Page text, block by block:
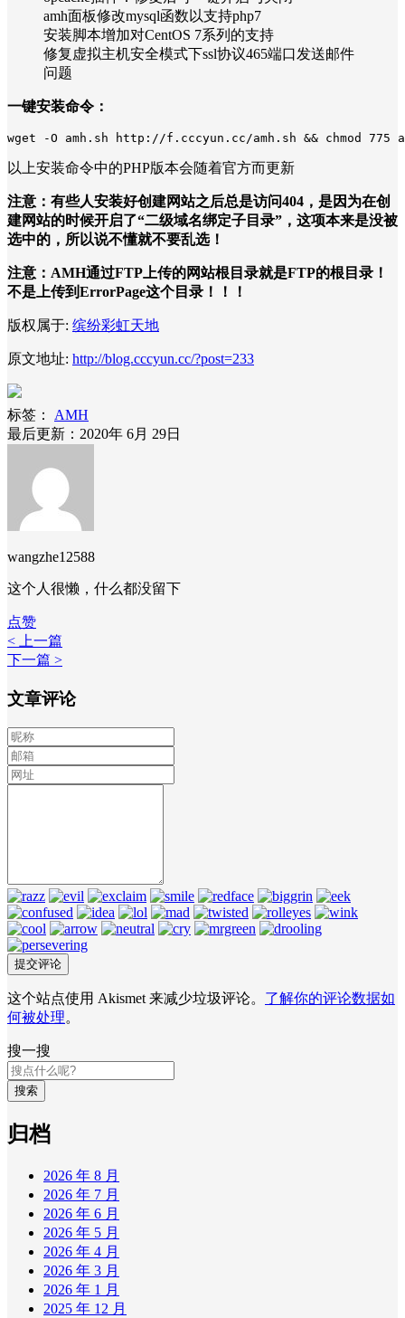
amh面板修改mysql函数以支持php7
安装脚本增加对CentOS 7系列的支持
修复虚拟主机安全模式下ssl协议465端口发送邮件
问题
一键安装命令：
wget -O amh.sh http://f.cccyun.cc/amh.sh && chmod 775
以上安装命令中的PHP版本会随着官方而更新
注意：有些人安装好创建网站之后总是访问404，是因为在创
建网站的时候开启了“二级域名绑定子目录”，这项本来是没被
选中的，所以说不懂就不要乱选！
注意：AMH通过FTP上传的网站根目录就是FTP的根目录！
不是上传到ErrorPage这个目录！！！
版权属于: 缤纷彩虹天地
原文地址: http://blog.cccyun.cc/?post=233
标签：
AMH
最后更新：2020年 6月 29日
wangzhe12588
这个人很懒，什么都没留下
点赞
< 上一篇
下一篇 >
文章评论
这个站点使用 Akismet 来减少垃圾评论。 了解你的评论数据如
何被处理。
搜一搜
搜索
归档
2026 年 8 月
2026 年 7 月
2026 年 6 月
2026 年 5 月
2026 年 4 月
2026 年 3 月
2026 年 1 月
2025 年 12 月